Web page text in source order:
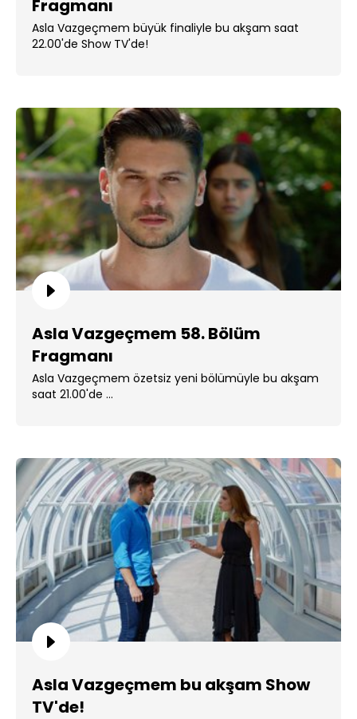
Fragmanı
Asla Vazgeçmem büyük finaliyle bu akşam saat
22.00'de Show TV'de!
Asla Vazgeçmem 58. Bölüm
Fragmanı
Asla Vazgeçmem özetsiz yeni bölümüyle bu akşam
saat 21.00'de ...
Asla Vazgeçmem bu akşam Show
TV'de!